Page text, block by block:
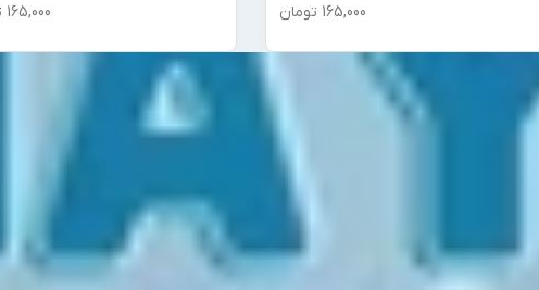
165,000 تومان 165,000